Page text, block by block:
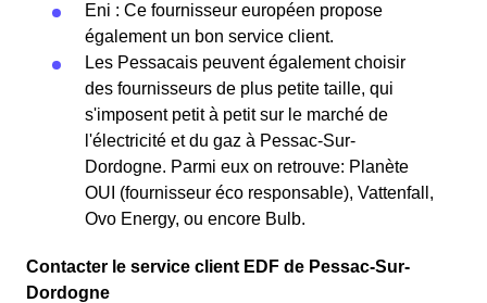
Eni : Ce fournisseur européen propose
également un bon service client.
Les Pessacais peuvent également choisir
des fournisseurs de plus petite taille, qui
s'imposent petit à petit sur le marché de
l'électricité et du gaz à Pessac-Sur-
Dordogne. Parmi eux on retrouve: Planète
OUI (fournisseur éco responsable), Vattenfall,
Ovo Energy, ou encore Bulb.
Contacter le service client EDF de Pessac-Sur-
Dordogne